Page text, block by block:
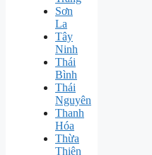
Sơn
La
Tây
Ninh
Thái
Bình
Thái
Nguyên
Thanh
Hóa
Thừa
Thiên